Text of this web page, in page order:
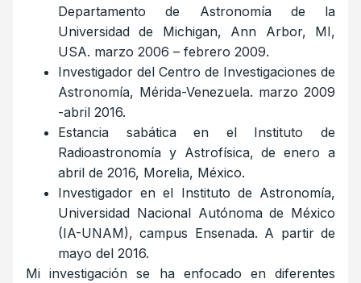
Departamento de Astronomía de la
Universidad de Michigan, Ann Arbor, MI,
USA. marzo 2006 – febrero 2009.
Investigador del Centro de Investigaciones de
Astronomía, Mérida-Venezuela. marzo 2009
-abril 2016.
Estancia sabática en el Instituto de
Radioastronomía y Astrofísica, de enero a
abril de 2016, Morelia, México.
Investigador en el Instituto de Astronomía,
Universidad Nacional Autónoma de México
(IA-UNAM), campus Ensenada. A partir de
mayo del 2016.
Mi investigación se ha enfocado en diferentes